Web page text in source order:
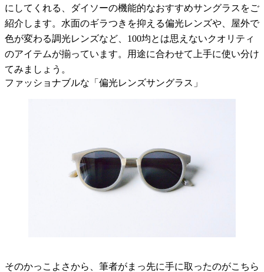
にしてくれる、ダイソーの機能的なおすすめサングラスをご
紹介します。水面のギラつきを抑える偏光レンズや、屋外で
色が変わる調光レンズなど、100均とは思えないクオリティ
のアイテムが揃っています。用途に合わせて上手に使い分け
てみましょう。
ファッショナブルな「偏光レンズサングラス」
そのかっこよさから、筆者がまっ先に手に取ったのがこちら